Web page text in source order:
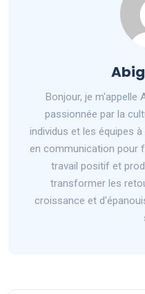
Bonjour, je m'appelle
passionnée par la
individus et les équipes
en communication pour
travail positif et
transformer les
croissance et